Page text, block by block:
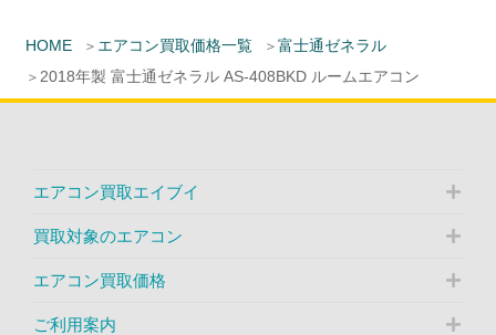
HOME エアコン買取価格一覧
富士通ゼネラル
2018年製 富士通ゼネラル AS-408BKD ルームエアコン
エアコン買取エイブイ
買取対象のエアコン
エアコン買取価格
ご利用案内